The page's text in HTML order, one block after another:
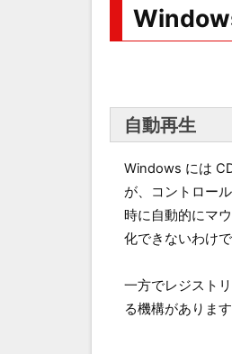
自動再生
Windows には
が、コントロー
時に自動的にマ
化できないわけで
一方でレジスト
る機構があります